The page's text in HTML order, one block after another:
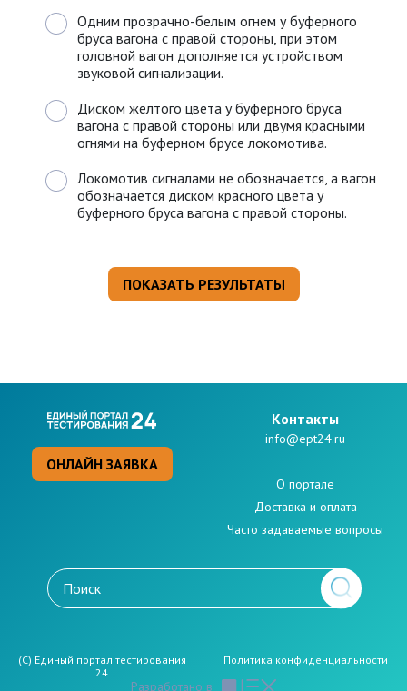
Одним прозрачно-белым огнем у буферного
бруса вагона с правой стороны, при этом
головной вагон дополняется устройством
звуковой сигнализации.
Диском желтого цвета у буферного бруса
вагона с правой стороны или двумя красными
огнями на буферном брусе локомотива.
Локомотив сигналами не обозначается, а вагон
обозначается диском красного цвета у
буферного бруса вагона с правой стороны.
ОНЛАЙН ЗАЯВКА
Kонтакты
info@ept24.ru
О портале
Доставка и оплата
Часто задаваемые вопросы
(C) Единый портал тестирования
24
Политикa конфиденциальности
Разработано в